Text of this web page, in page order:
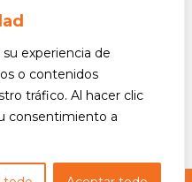
experiencia de
o contenidos
tráfico. Al hacer clic
consentimiento a